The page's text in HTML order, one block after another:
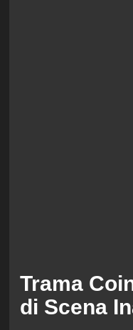
Trama
di Scena